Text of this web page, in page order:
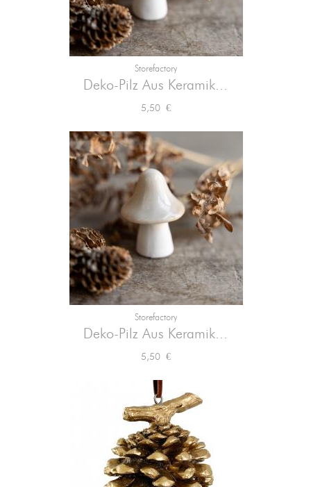
Storefactory
Deko-Pilz Aus Keramik...
Preis
5,50 €
Storefactory
Deko-Pilz Aus Keramik...
Preis
5,50 €